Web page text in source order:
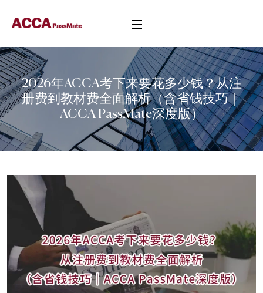
2026年ACCA考下来要花多少钱？从注
册费到教材费全面解析（含省钱技巧｜
ACCA PassMate深度版）